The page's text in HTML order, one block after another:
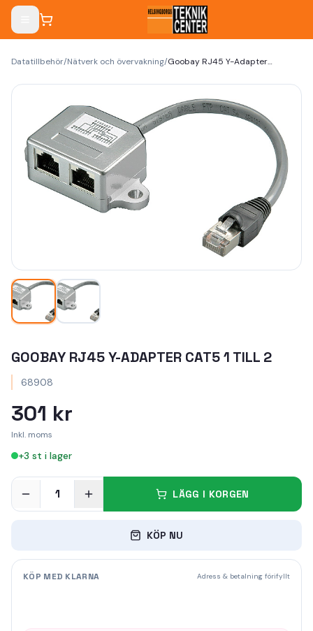
Datatillbehör/Nätverk och övervakning/ Goobay RJ45 Y-Adapter CAT5 1 till 2
GOOBAY RJ45 Y-ADAPTER CAT5 1 TILL 2
68908
301 kr
Inkl. moms
+3 st i lager
1 LÄGG I KORGEN
KÖP NU
KÖP MED KLARNA Adress & betalning förifyllt